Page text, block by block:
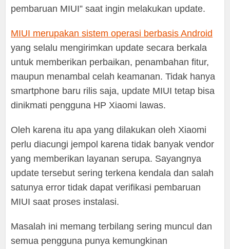
pembaruan MIUI” saat ingin melakukan update.
MIUI merupakan sistem operasi berbasis Android
yang selalu mengirimkan update secara berkala
untuk memberikan perbaikan, penambahan fitur,
maupun menambal celah keamanan. Tidak hanya
smartphone baru rilis saja, update MIUI tetap bisa
dinikmati pengguna HP Xiaomi lawas.
Oleh karena itu apa yang dilakukan oleh Xiaomi
perlu diacungi jempol karena tidak banyak vendor
yang memberikan layanan serupa. Sayangnya
update tersebut sering terkena kendala dan salah
satunya error tidak dapat verifikasi pembaruan
MIUI saat proses instalasi.
Masalah ini memang terbilang sering muncul dan
semua pengguna punya kemungkinan